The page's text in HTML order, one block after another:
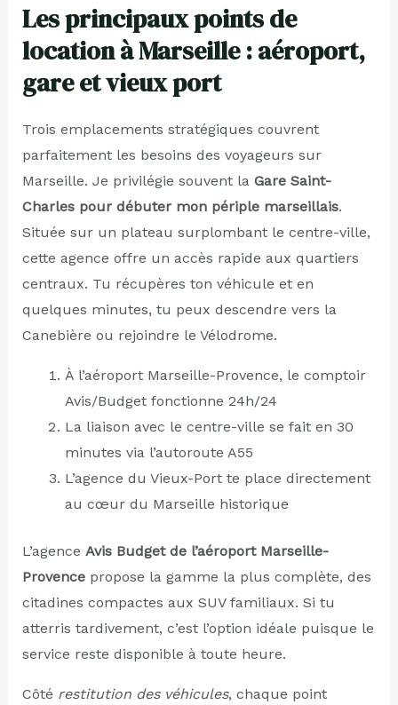
Les principaux points de
location à Marseille : aéroport,
gare et vieux port
Trois emplacements stratégiques couvrent
parfaitement les besoins des voyageurs sur
Marseille. Je privilégie souvent la Gare Saint-
Charles pour débuter mon périple marseillais.
Située sur un plateau surplombant le centre-ville,
cette agence offre un accès rapide aux quartiers
centraux. Tu récupères ton véhicule et en
quelques minutes, tu peux descendre vers la
Canebière ou rejoindre le Vélodrome.
À l’aéroport Marseille-Provence, le comptoir
Avis/Budget fonctionne 24h/24
La liaison avec le centre-ville se fait en 30
minutes via l’autoroute A55
L’agence du Vieux-Port te place directement
au cœur du Marseille historique
L’agence Avis Budget de l’aéroport Marseille-
Provencepropose la gamme la plus complète, des
citadines compactes aux SUV familiaux. Si tu
atterris tardivement, c’est l’option idéale puisque le
service reste disponible à toute heure.
Côté restitution des véhicules, chaque point